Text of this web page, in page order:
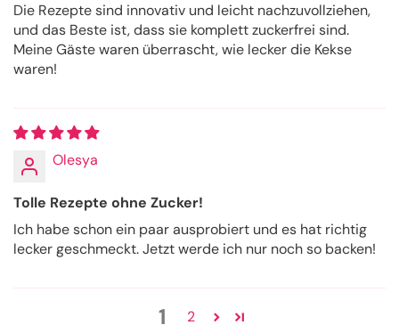
Die Rezepte sind innovativ und leicht nachzuvollziehen,
und das Beste ist, dass sie komplett zuckerfrei sind.
Meine Gäste waren überrascht, wie lecker die Kekse
waren!
Olesya
Tolle Rezepte ohne Zucker!
Ich habe schon ein paar ausprobiert und es hat richtig
lecker geschmeckt. Jetzt werde ich nur noch so backen!
1 2